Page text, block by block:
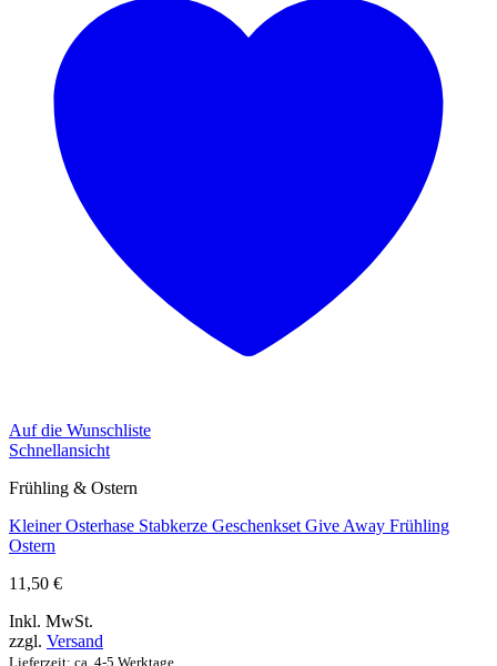
Auf die Wunschliste
Schnellansicht
Frühling & Ostern
Kleiner Osterhase Stabkerze Geschenkset Give Away Frühling
Ostern
11,50 €
Inkl. MwSt.
zzgl. Versand
Lieferzeit: ca. 4-5 Werktage